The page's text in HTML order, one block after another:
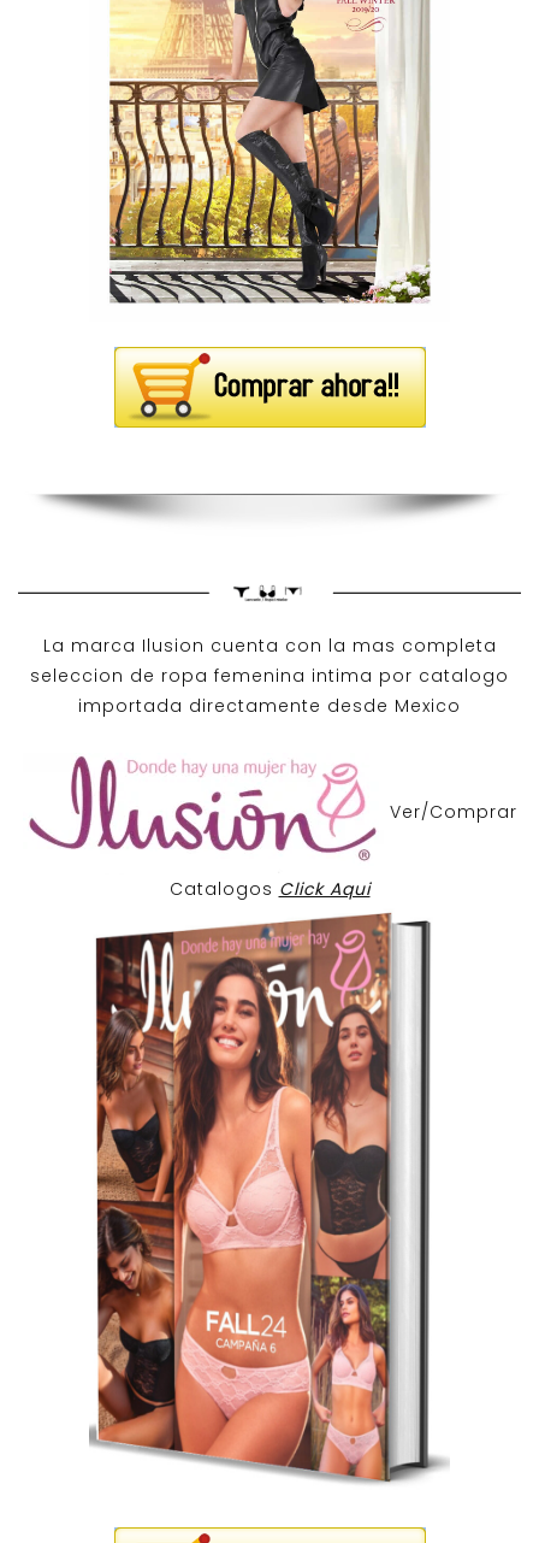
La marca Ilusion cuenta con la mas completa
seleccion de ropa femenina intima por catalogo
importada directamente desde Mexico
Ver/Comprar
Catalogos Click Aqui